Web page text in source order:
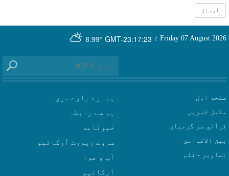
GMT-23:17:23
8.99° Friday 07 August 2026 ؛
صفحه اول
مکمل خبریں
قرآني سر گرمياں
بين الاقوامي
تصاوير - فلم
ہمارے بارے میں
ہم سے رابطہ
سروے رپورٹ آرکائیو
آب و هوا